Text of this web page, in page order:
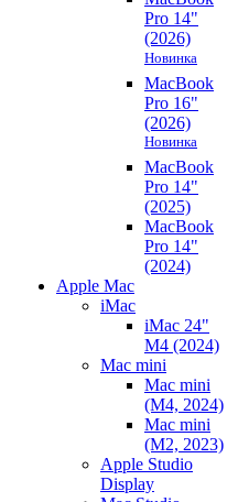
Pro 14"
(2026)
Новинка
MacBook
Pro 16"
(2026)
Новинка
MacBook
Pro 14"
(2025)
MacBook
Pro 14"
(2024)
Apple Mac
iMac
iMac 24"
M4 (2024)
Mac mini
Mac mini
(M4, 2024)
Mac mini
(M2, 2023)
Apple Studio
Display